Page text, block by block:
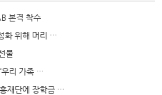
본격 착수
화 위해 머리 …
물
우리 가족 …
재단에 장학금 …